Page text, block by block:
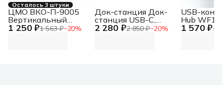
Осталось 3 штуки
1 250 ₽1 563 ₽−20%
ЦМО ВКО-П-9005
Вертикальный
кабельный
2 280 ₽2 850 ₽−20%
Док-станция Док-
станция USB-C,
3xUSB 3.0, 1xUSB-
1 570 ₽1
USB-
Hub